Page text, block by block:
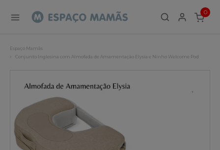
0
ITEMS
Espaço Mamãs
Conjunto Inglesina com Almofada de Amamentação Elysia e Ninho Welcome Pod